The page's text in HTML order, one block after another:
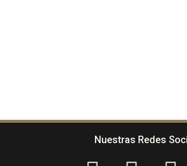
Nuestras Redes